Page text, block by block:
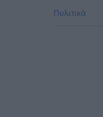
Πολιτικά